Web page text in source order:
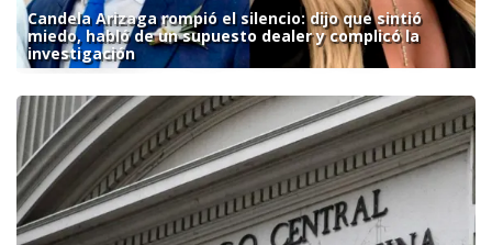
Candela Arizaga rompió el silencio: dijo que sintió
miedo, habló de un supuesto dealer y complicó la
investigación